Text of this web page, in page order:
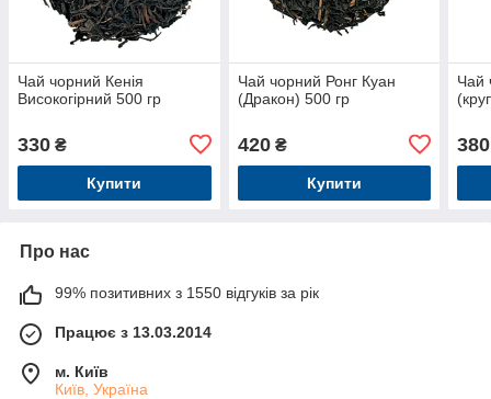
Чай чорний Кенія
Високогірний 500 гр
330 ₴
Купити
Чай чорний Ронг Куан
(Дракон) 500 гр
420₴
Купити
Чай
380
Про нас
99% позитивних з 1550 відгуків за рік
Працює з 13.03.2014
м. Київ
Київ, Україна